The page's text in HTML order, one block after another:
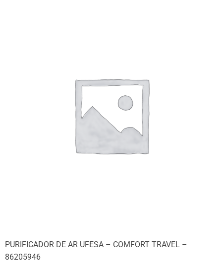
PURIFICADOR DE AR UFESA – COMFORT TRAVEL –
86205946